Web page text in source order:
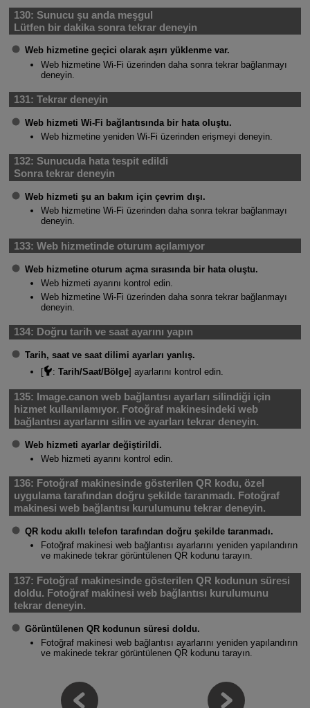
130: Sunucu şu anda meşgul
Lütfen bir dakika sonra tekrar deneyin
Web hizmetine geçici olarak aşırı yüklenme var.
Web hizmetine Wi-Fi üzerinden daha sonra tekrar bağlanmayı
deneyin.
131:Tekrar deneyin
Web hizmeti Wi-Fi bağlantısında bir hata oluştu.
Web hizmetine yeniden Wi-Fi üzerinden erişmeyi deneyin.
132: Sunucuda hata tespit edildi
Sonra tekrar deneyin
Web hizmeti şu an bakım için çevrim dışı.
Web hizmetine Wi-Fi üzerinden daha sonra tekrar bağlanmayı
deneyin.
133:Web hizmetinde oturum açılamıyor
Web hizmetine oturum açma sırasında bir hata oluştu.
Web hizmeti ayarını kontrol edin.
Web hizmetine Wi-Fi üzerinden daha sonra tekrar bağlanmayı
deneyin.
134: Doğru tarih ve saat ayarını yapın
Tarih, saat ve saat dilimi ayarları yanlış.
[
: Tarih/Saat/Bölge] ayarlarını kontrol edin.
135: Image.canon web bağlantısı ayarları silindiği için
hizmet kullanılamıyor. Fotoğraf makinesindeki web
bağlantısı ayarlarını silin ve ayarları tekrar deneyin.
Web hizmeti ayarlar değiştirildi.
Web hizmeti ayarını kontrol edin.
136: Fotoğraf makinesinde gösterilen QR kodu, özel
uygulama tarafından doğru şekilde taranmadı. Fotoğraf
makinesi web bağlantısı kurulumunu tekrar deneyin.
QR kodu akıllı telefon tarafından doğru şekilde taranmadı.
Fotoğraf makinesi web bağlantısı ayarlarını yeniden yapılandırın
ve makinede tekrar görüntülenen QR kodunu tarayın.
137: Fotoğraf makinesinde gösterilen QR kodunun süresi
doldu. Fotoğraf makinesi web bağlantısı kurulumunu
tekrar deneyin.
Görüntülenen QR kodunun süresi doldu.
Fotoğraf makinesi web bağlantısı ayarlarını yeniden yapılandırın
ve makinede tekrar görüntülenen QR kodunu tarayın.